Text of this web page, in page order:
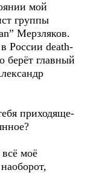
мой
группы
Мерзляков.
России death-
берёт главный
приходяще-
моё